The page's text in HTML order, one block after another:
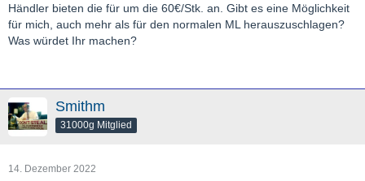
Händler bieten die für um die 60€/Stk. an. Gibt es eine Möglichkeit
für mich, auch mehr als für den normalen ML herauszuschlagen?
Was würdet Ihr machen?
Smithm
31000g Mitglied
14. Dezember 2022